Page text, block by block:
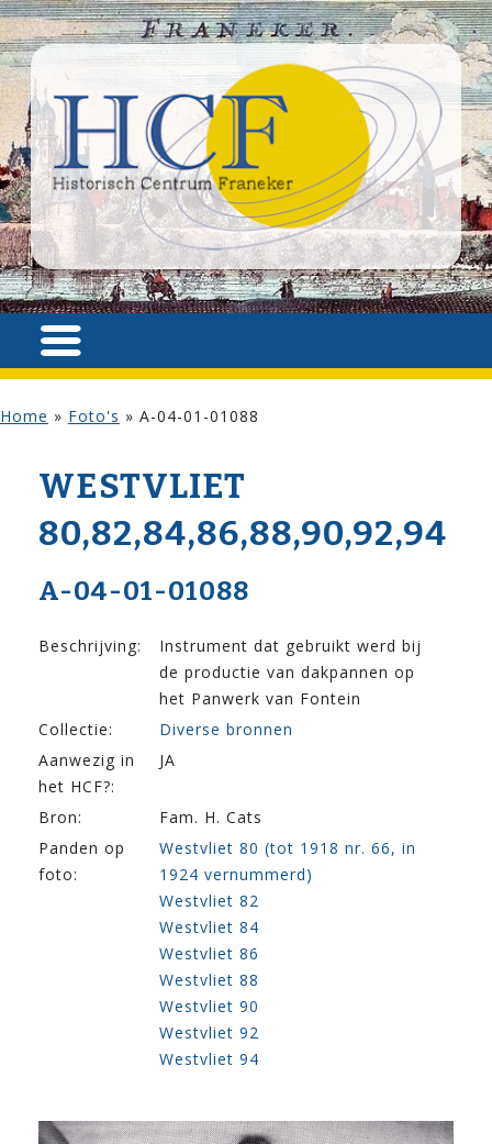
Home » Foto's » A-04-01-01088
WESTVLIET
80,82,84,86,88,90,92,94
A-04-01-01088
Beschrijving:
Instrument dat gebruikt werd bij
de productie van dakpannen op
het Panwerk van Fontein
Collectie:
Diverse bronnen
Aanwezig in
het HCF?:
JA
Bron:
Fam. H. Cats
Panden op
foto:
Westvliet 80 (tot 1918 nr. 66, in
1924 vernummerd)
Westvliet 82
Westvliet 84
Westvliet 86
Westvliet 88
Westvliet 90
Westvliet 92
Westvliet 94